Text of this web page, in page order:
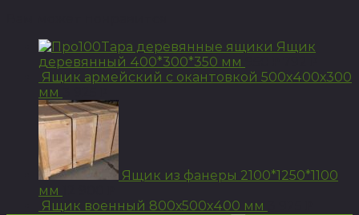
Ящик
деревянный 400*300*350 мм
Ящик армейский с окантовкой 500х400х300
мм
Ящик из фанеры 2100*1250*1100
мм
Ящик военный 800х500х400 мм